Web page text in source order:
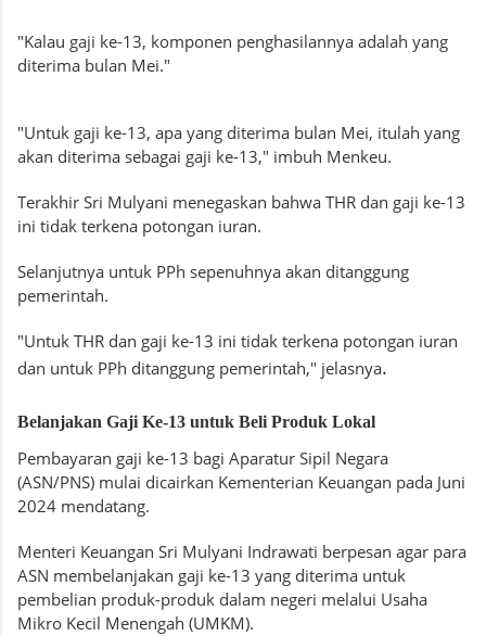
"Kalau gaji ke-13, komponen penghasilannya adalah yang
diterima bulan Mei."
"Untuk gaji ke-13, apa yang diterima bulan Mei, itulah yang
akan diterima sebagai gaji ke-13," imbuh Menkeu.
Terakhir Sri Mulyani menegaskan bahwa THR dan gaji ke-13
ini tidak terkena potongan iuran.
Selanjutnya untuk PPh sepenuhnya akan ditanggung
pemerintah.
"Untuk THR dan gaji ke-13 ini tidak terkena potongan iuran
dan untuk PPh ditanggung pemerintah," jelasnya.
Belanjakan Gaji Ke-13 untuk Beli Produk Lokal
Pembayaran gaji ke-13 bagi Aparatur Sipil Negara
(ASN/PNS) mulai dicairkan Kementerian Keuangan pada Juni
2024 mendatang.
Menteri Keuangan Sri Mulyani Indrawati berpesan agar para
ASN membelanjakan gaji ke-13 yang diterima untuk
pembelian produk-produk dalam negeri melalui Usaha
Mikro Kecil Menengah (UMKM).